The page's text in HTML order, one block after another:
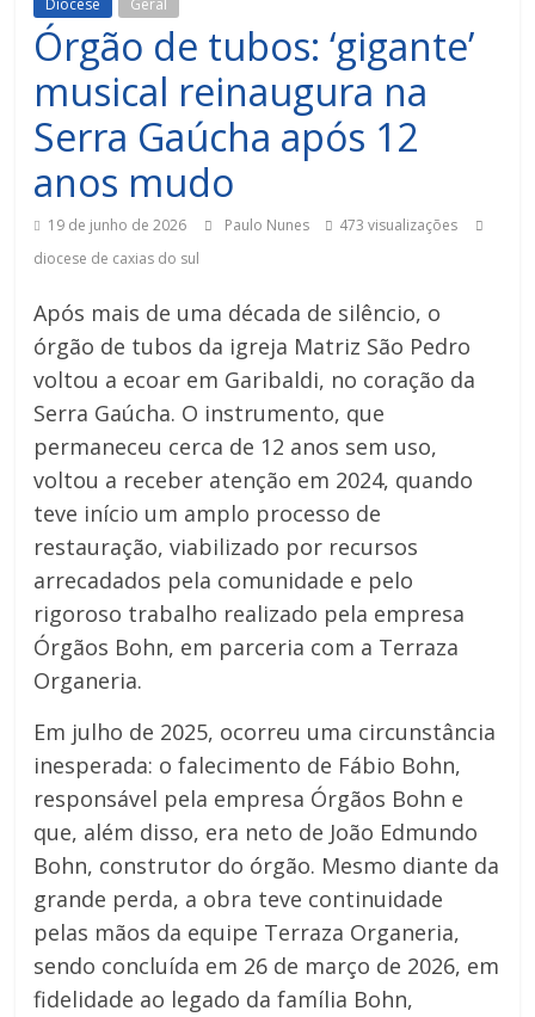
Diocese Geral
Órgão de tubos: ‘gigante’
musical reinaugura na
Serra Gaúcha após 12
anos mudo
19 de junho de 2026 Paulo Nunes
473 visualizações
diocese de caxias do sul
Após mais de uma década de silêncio, o
órgão de tubos da igreja Matriz São Pedro
voltou a ecoar em Garibaldi, no coração da
Serra Gaúcha. O instrumento, que
permaneceu cerca de 12 anos sem uso,
voltou a receber atenção em 2024, quando
teve início um amplo processo de
restauração, viabilizado por recursos
arrecadados pela comunidade e pelo
rigoroso trabalho realizado pela empresa
Órgãos Bohn, em parceria com a Terraza
Organeria.
Em julho de 2025, ocorreu uma circunstância
inesperada: o falecimento de Fábio Bohn,
responsável pela empresa Órgãos Bohn e
que, além disso, era neto de João Edmundo
Bohn, construtor do órgão. Mesmo diante da
grande perda, a obra teve continuidade
pelas mãos da equipe Terraza Organeria,
sendo concluída em 26 de março de 2026, em
fidelidade ao legado da família Bohn,